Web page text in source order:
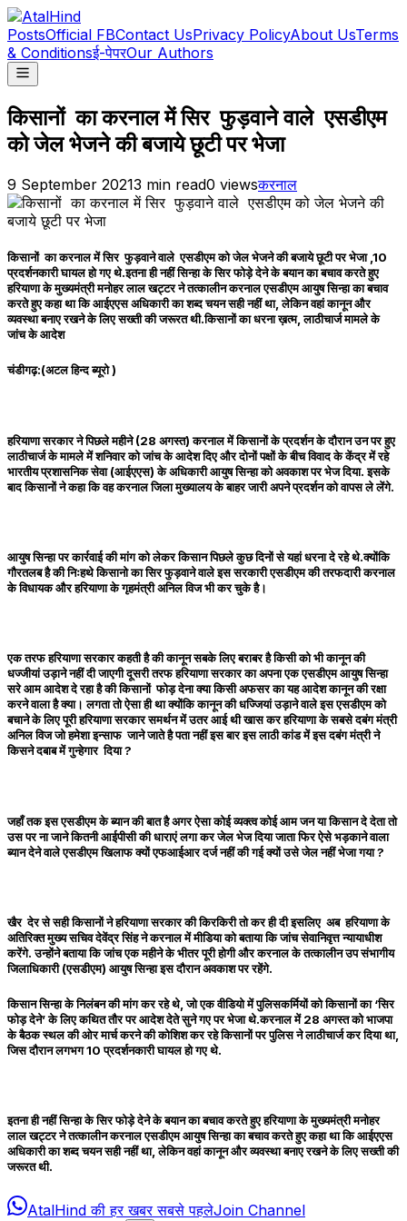
PostsOfficial FBContact UsPrivacy PolicyAbout UsTerms
& Conditionsई-पेपरOur Authors
किसानों का करनाल में सिर फुड़वाने वाले एसडीएम
को जेल भेजने की बजाये छूटी पर भेजा
9 September 20213 min read0 viewsकरनाल
किसानों का करनाल में सिर फुड़वाने वाले एसडीएम को जेल भेजने की बजाये छूटी पर भेजा ,10
प्रदर्शनकारी घायल हो गए थे.इतना ही नहीं सिन्हा के सिर फोड़े देने के बयान का बचाव करते हुए
हरियाणा के मुख्यमंत्री मनोहर लाल खट्टर ने तत्कालीन करनाल एसडीएम आयुष सिन्हा का बचाव
करते हुए कहा था कि आईएएस अधिकारी का शब्द चयन सही नहीं था, लेकिन वहां कानून और
व्यवस्था बनाए रखने के लिए सख्ती की जरूरत थी.किसानों का धरना ख़त्म, लाठीचार्ज मामले के
जांच के आदेश
चंडीगढ़:(अटल हिन्द ब्यूरो )
हरियाणा सरकार ने पिछले महीने (28 अगस्त) करनाल में किसानों के प्रदर्शन के दौरान उन पर हुए
लाठीचार्ज के मामले में शनिवार को जांच के आदेश दिए और दोनों पक्षों के बीच विवाद के केंद्र में रहे
भारतीय प्रशासनिक सेवा (आईएएस) के अधिकारी आयुष सिन्हा को अवकाश पर भेज दिया. इसके
बाद किसानों ने कहा कि वह करनाल जिला मुख्यालय के बाहर जारी अपने प्रदर्शन को वापस ले लेंगे.
आयुष सिन्हा पर कार्रवाई की मांग को लेकर किसान पिछले कुछ दिनों से यहां धरना दे रहे थे.क्योंकि
गौरतलब है की निःहथे किसानो का सिर फुड़वाने वाले इस सरकारी एसडीएम की तरफदारी करनाल
के विधायक और हरियाणा के गृहमंत्री अनिल विज भी कर चुके है।
एक तरफ हरियाणा सरकार कहती है की कानून सबके लिए बराबर है किसी को भी कानून की
धज्जीयां उड़ाने नहीं दी जाएगी दूसरी तरफ हरियाणा सरकार का अपना एक एसडीएम आयुष सिन्हा
सरे आम आदेश दे रहा है की किसानों फोड़ देना क्या किसी अफसर का यह आदेश कानून की रक्षा
करने वाला है क्या। लगता तो ऐसा ही था क्योंकि कानून की धज्जियां उड़ाने वाले इस एसडीएम को
बचाने के लिए पूरी हरियाणा सरकार समर्थन में उतर आई थी खास कर हरियाणा के सबसे दबंग मंत्री
अनिल विज जो हमेशा इन्साफ जाने जाते है पता नहीं इस बार इस लाठी कांड में इस दबंग मंत्री ने
किसने दबाब में गुन्हेगार दिया ?
जहाँ तक इस एसडीएम के ब्यान की बात है अगर ऐसा कोई व्यक्त्व कोई आम जन या किसान दे देता तो
उस पर ना जाने कितनी आईपीसी की धाराएं लगा कर जेल भेज दिया जाता फिर ऐसे भड़काने वाला
ब्यान देने वाले एसडीएम खिलाफ क्यों एफआईआर दर्ज नहीं की गई क्यों उसे जेल नहीं भेजा गया ?
खैर देर से सही किसानों ने हरियाणा सरकार की किरकिरी तो कर ही दी इसलिए अब हरियाणा के
अतिरिक्त मुख्य सचिव देवेंद्र सिंह ने करनाल में मीडिया को बताया कि जांच सेवानिवृत्त न्यायाधीश
करेंगे. उन्होंने बताया कि जांच एक महीने के भीतर पूरी होगी और करनाल के तत्कालीन उप संभागीय
जिलाधिकारी (एसडीएम) आयुष सिन्हा इस दौरान अवकाश पर रहेंगे.
किसान सिन्हा के निलंबन की मांग कर रहे थे, जो एक वीडियो में पुलिसकर्मियों को किसानों का ‘सिर
फोड़ देने’ के लिए कथित तौर पर आदेश देते सुने गए पर भेजा थे.करनाल में 28 अगस्त को भाजपा
के बैठक स्थल की ओर मार्च करने की कोशिश कर रहे किसानों पर पुलिस ने लाठीचार्ज कर दिया था,
जिस दौरान लगभग 10 प्रदर्शनकारी घायल हो गए थे.
इतना ही नहीं सिन्हा के सिर फोड़े देने के बयान का बचाव करते हुए हरियाणा के मुख्यमंत्री मनोहर
लाल खट्टर ने तत्कालीन करनाल एसडीएम आयुष सिन्हा का बचाव करते हुए कहा था कि आईएएस
अधिकारी का शब्द चयन सही नहीं था, लेकिन वहां कानून और व्यवस्था बनाए रखने के लिए सख्ती की
जरूरत थी.
AtalHind की हर खबर सबसे पहलेJoin Channel